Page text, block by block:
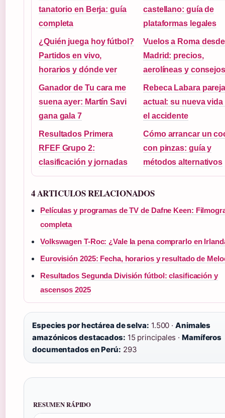
tanatorio en Berja: guía
completa
castellano: guía de
plataformas legales
¿Quién juega hoy fútbol?
Partidos en vivo,
horarios y dónde ver
Vuelos a Roma desde
Madrid: precios,
aerolíneas y consejos
Ganador de Tu cara me
suena ayer: Martín Savi
gana gala 7
Rebeca Labara pareja
actual: su nueva vida
el accidente
Resultados Primera
RFEF Grupo 2:
clasificación y jornadas
Cómo arrancar un
con pinzas: guía y
métodos alternativos
4 ARTICULOS RELACIONADOS
Películas y programas de TV de Dafne Keen:
completa
Volkswagen T-Roc: ¿Vale la pena comprarlo en
Eurovisión 2025: Fecha, horarios y resultado de
Resultados Segunda División fútbol: clasificación y
ascensos 2025
Especies por hectárea de selva: 1.500 ·Animales
amazónicos destacados: 15 principales ·Mamíferos
documentados en Perú: 293
RESUMEN RÁPIDO